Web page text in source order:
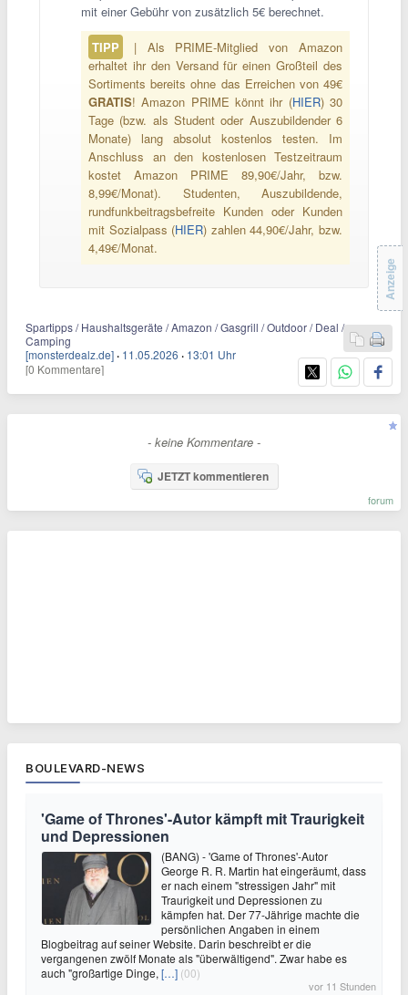
mit einer Gebühr von zusätzlich 5€ berechnet.
TIPP
| Als PRIME-Mitglied von Amazon
erhaltet ihr den Versand für einen Großteil des
Sortiments bereits ohne das Erreichen von 49€
GRATIS! Amazon PRIME könnt ihr (HIER) 30
Tage (bzw. als Student oder Auszubildender 6
Monate) lang absolut kostenlos testen. Im
Anschluss an den kostenlosen Testzeitraum
kostet Amazon PRIME 89,90€/Jahr, bzw.
8,99€/Monat). Studenten, Auszubildende,
rundfunkbeitragsbefreite Kunden oder Kunden
mit Sozialpass (HIER) zahlen 44,90€/Jahr, bzw.
4,49€/Monat.
Spartipps / Haushaltsgeräte / Amazon / Gasgrill / Outdoor / Deal /
Camping
[monsterdealz.de] · 11.05.2026 · 13:01 Uhr
[0 Kommentare]
Anzeige
- keine Kommentare -
JETZT kommentieren
forum
BOULEVARD-NEWS
'Game of Thrones'-Autor kämpft mit Traurigkeit
und Depressionen
(BANG) - 'Game of Thrones'-Autor
George R. R. Martin hat eingeräumt, dass
er nach einem "stressigen Jahr" mit
Traurigkeit und Depressionen zu
kämpfen hat. Der 77-Jährige machte die
persönlichen Angaben in einem
Blogbeitrag auf seiner Website. Darin beschreibt er die
vergangenen zwölf Monate als "überwältigend". Zwar habe es
auch "großartige Dinge, […] (00)
vor 11 Stunden